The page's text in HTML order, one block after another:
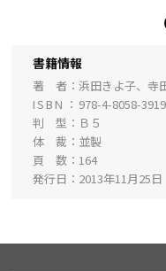
書籍情報
著 者
浜田きよ子、寺
ISBN
978-4-8058-
判 型
Ｂ５
体 裁
並製
頁 数
164
発行日
2013年11月25日